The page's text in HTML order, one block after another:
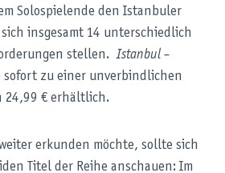
Solospielende den Istanbuler
insgesamt 14 unterschiedlich
stellen.Istanbul –
sofort zu einer unverbindlichen
24,99 € erhältlich.
erkunden möchte, sollte sich
Titel der Reihe anschauen: Im